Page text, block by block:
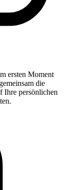
ersten Moment
die
Ihre persönlichen